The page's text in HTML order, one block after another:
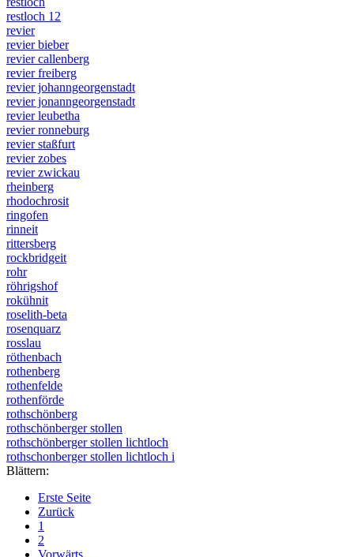
restloch 12
revier
revier bieber
revier callenberg
revier freiberg
revier johanngeorgenstadt
revier jonanngeorgenstadt
revier leubetha
revier ronneburg
revier staßfurt
revier zobes
revier zwickau
rheinberg
rhodochrosit
ringofen
rinneit
rittersberg
rockbridgeit
rohr
röhrigshof
rokühnit
roselith-beta
rosenquarz
rosslau
röthenbach
rothenberg
rothenfelde
rothenförde
rothschönberg
rothschönberger stollen
rothschönberger stollen lichtloch
rothschonberger stollen lichtloch i
Blättern:
Erste Seite
Zurück
1
2